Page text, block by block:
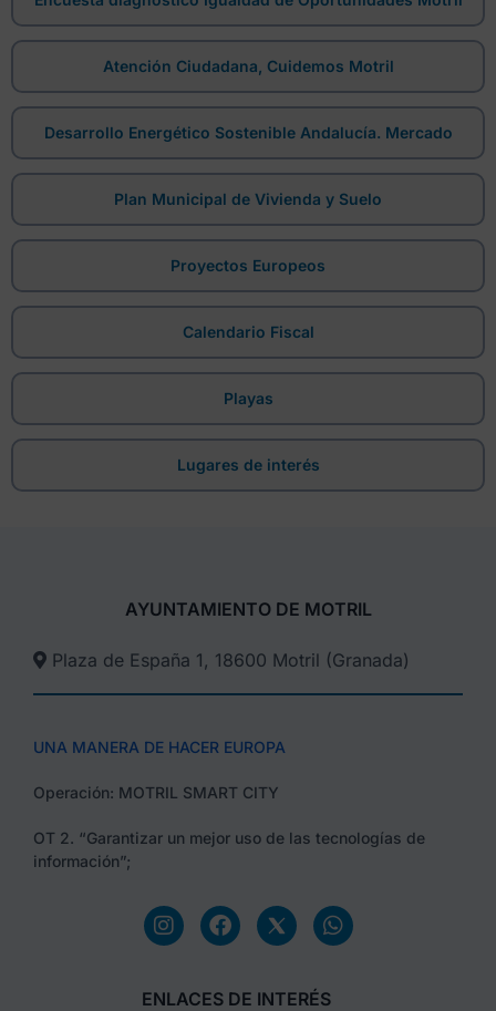
Atención Ciudadana, Cuidemos Motril
Desarrollo Energético Sostenible Andalucía. Mercado
Plan Municipal de Vivienda y Suelo
Proyectos Europeos
Calendario Fiscal
Playas
Lugares de interés
AYUNTAMIENTO DE MOTRIL
Plaza de España 1, 18600 Motril (Granada)​
UNA MANERA DE HACER EUROPA
Operación: MOTRIL SMART CITY
OT 2. “Garantizar un mejor uso de las tecnologías de
información”;
ENLACES DE INTERÉS